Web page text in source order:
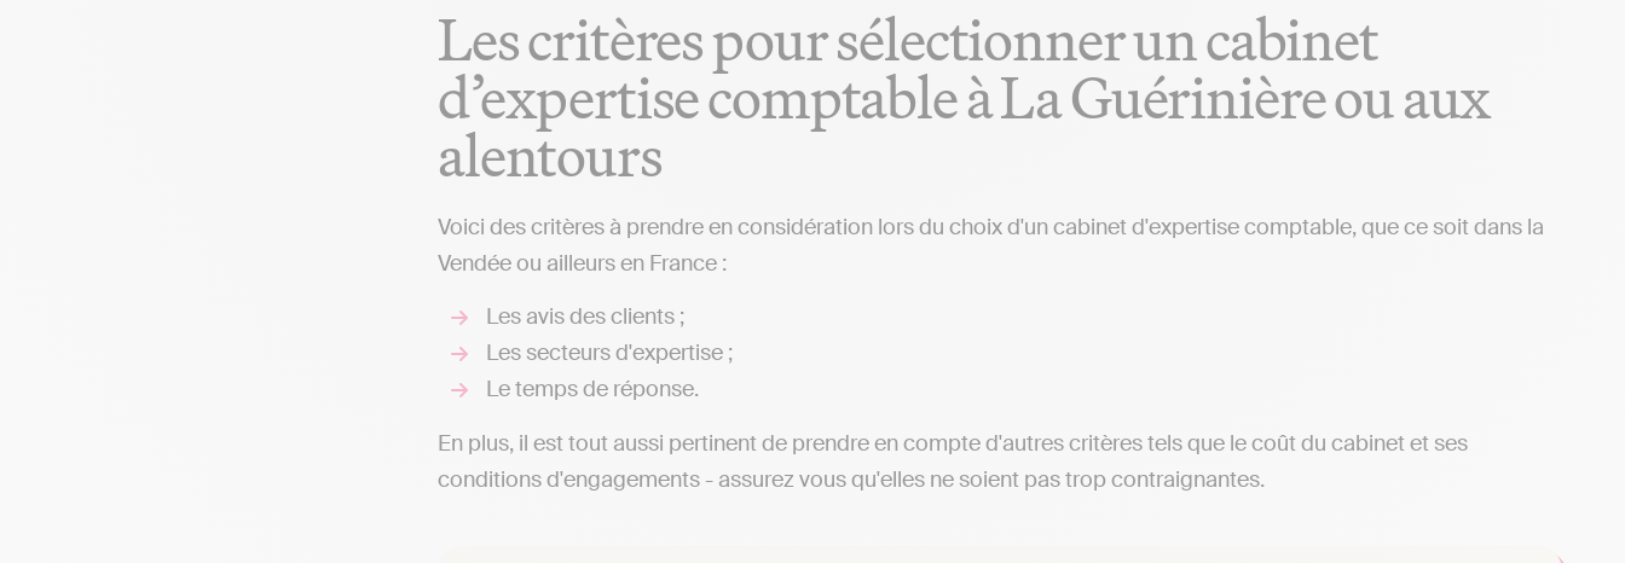
Les critères pour sélectionner un cabinet
d’expertise comptable à La Guérinière ou aux
alentours
Voici des critères à prendre en considération lors du choix d'un cabinet d'expertise comptable, que ce soit dans la
Vendée ou ailleurs en France :
Les avis des clients ;
Les secteurs d'expertise ;
Le temps de réponse.
En plus, il est tout aussi pertinent de prendre en compte d'autres critères tels que le coût du cabinet et ses
conditions d'engagements - assurez vous qu'elles ne soient pas trop contraignantes.